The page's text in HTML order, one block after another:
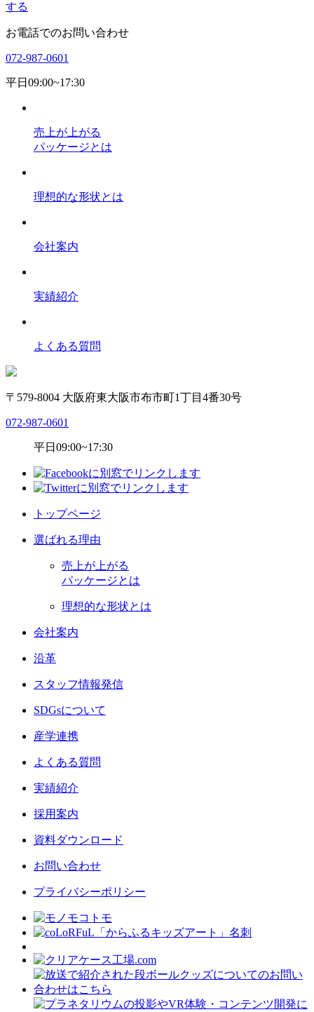
する
お電話でのお問い合わせ
072-987-0601
平日09:00~17:30
売上が上がる
パッケージとは
理想的な形状とは
会社案内
実績紹介
よくある質問
〒579-8004 大阪府東大阪市布市町1丁目4番30号
072-987-0601
平日09:00~17:30
トップページ
選ばれる理由
売上が上がる
パッケージとは
理想的な形状とは
会社案内
沿革
スタッフ情報発信
SDGsについて
産学連携
よくある質問
実績紹介
採用案内
資料ダウンロード
お問い合わせ
プライバシーポリシー